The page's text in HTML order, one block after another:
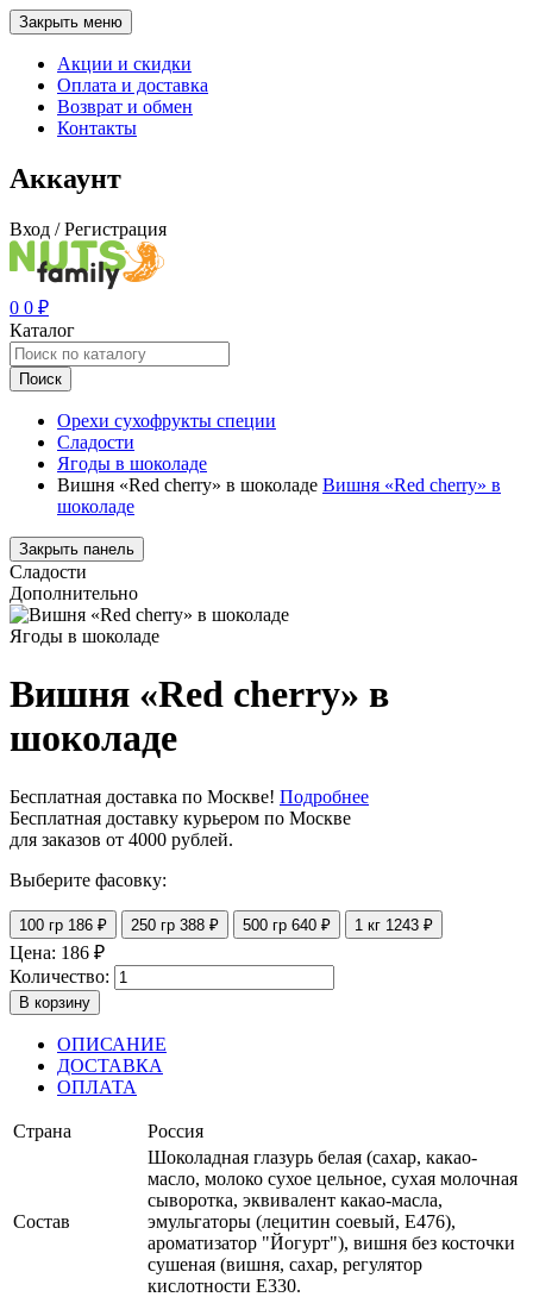
Закрыть меню
Акции и скидки
Оплата и доставка
Возврат и обмен
Контакты
Аккаунт
Вход / Регистрация
0 0 ₽
Каталог
Поиск
Орехи сухофрукты специи
Сладости
Ягоды в шоколаде
Вишня «Red cherry» в шоколаде Вишня «Red cherry» в
шоколаде
Закрыть панель
Сладости
Дополнительно
Ягоды в шоколаде
Вишня «Red cherry» в
шоколаде
Бесплатная доставка по Москве! Подробнее
Бесплатная доставку курьером по Москве
для заказов от 4000 рублей.
Выберите фасовку:
100 гр 186 ₽ 250 гр 388 ₽ 500 гр 640 ₽ 1 кг 1243 ₽
Цена: 186 ₽
Количество:
В корзину
ОПИСАНИЕ
ДОСТАВКА
ОПЛАТА
Страна Россия
Состав
Шоколадная глазурь белая (cахар, какао-
масло, молоко сухое цельное, сухая молочная
сыворотка, эквивалент какао-масла,
эмульгаторы (лецитин соевый, Е476),
ароматизатор "Йогурт"), вишня без косточки
сушеная (вишня, сахар, регулятор
кислотности Е330.